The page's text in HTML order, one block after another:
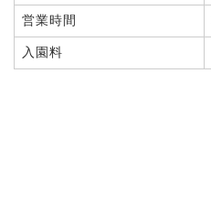
営業時間
入園料